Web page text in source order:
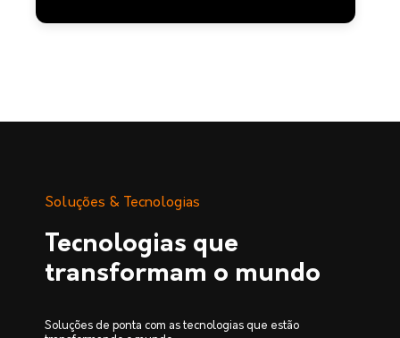
Soluções & Tecnologias
Tecnologias que
transformam o mundo
Soluções de ponta com as tecnologias que estão